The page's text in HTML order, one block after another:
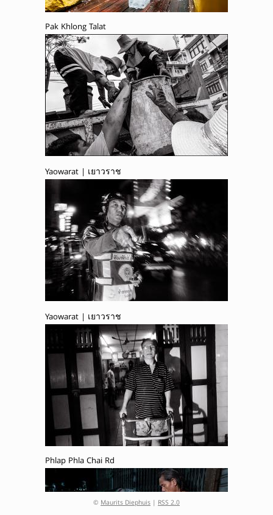
Pak Khlong Talat
Yaowarat | เยาวราช
Yaowarat | เยาวราช
Phlap Phla Chai Rd
© Maurits Diephuis | RSS 2.0